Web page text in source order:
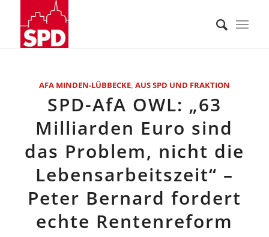
AFA MINDEN-LÜBBECKE, AUS SPD UND FRAKTION
SPD-AfA OWL: „63
Milliarden Euro sind
das Problem, nicht die
Lebensarbeitszeit“ –
Peter Bernard fordert
echte Rentenreform